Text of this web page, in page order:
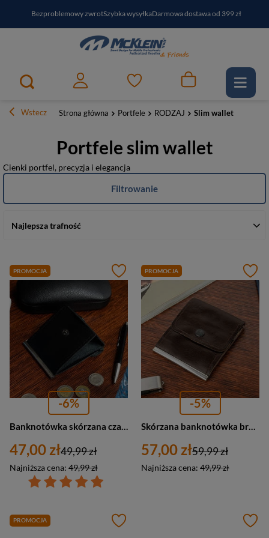
Bezproblemowy zwrotSzybka wysyłkaDarmowa dostawa od 399 zł
PayPo - kup i zapłać za30 dniZapisz się do newslettera i odbierz RABAT
Wstecz Strona główna Portfele RODZAJ Slim wallet
Portfele slim wallet
Cienki portfel, precyzja i elegancja
Najlepsza trafność
Filtrowanie
PROMOCJA
-6%
Banknotówka skórzana czarna portfel męski G61
47,00 zł
Najniższa cena: 49,99 zł
49,99 zł
PROMOCJA
-5%
Skórzana banknotówka brązowa bilonówka portfel G65
57,00 zł
Najniższa cena: 49,99 zł
59,99 zł
PROMOCJA